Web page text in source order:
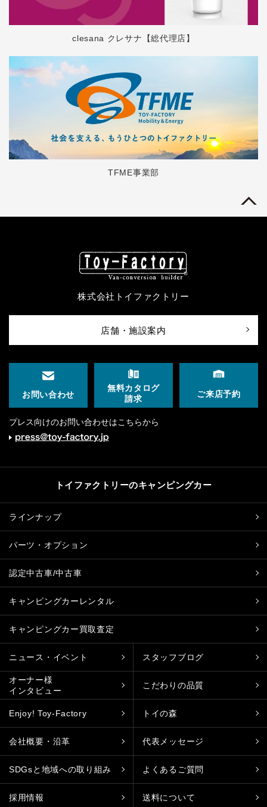
clesana クレサナ【総代理店】
TFME事業部
株式会社トイファクトリー
店舗・施設案内
お問い合わせ
無料カタログ
請求
ご来店予約
プレス向けのお問い合わせはこちらから
トイファクトリーのキャンピングカー
ラインナップ
パーツ・オプション
認定中古車/中古車
キャンピングカーレンタル
キャンピングカー買取査定
ニュース・イベント スタッフブログ
オーナー様
インタビュー
こだわりの品質
Enjoy! Toy-Factory トイの森
会社概要・沿革 代表メッセージ
SDGsと地域への取り組み よくあるご質問
採用情報 送料について